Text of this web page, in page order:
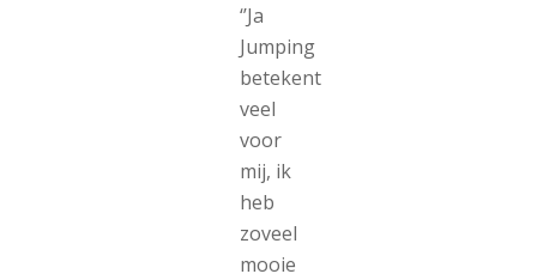
‘’Ja
Jumping
betekent
veel
voor
mij, ik
heb
zoveel
mooie